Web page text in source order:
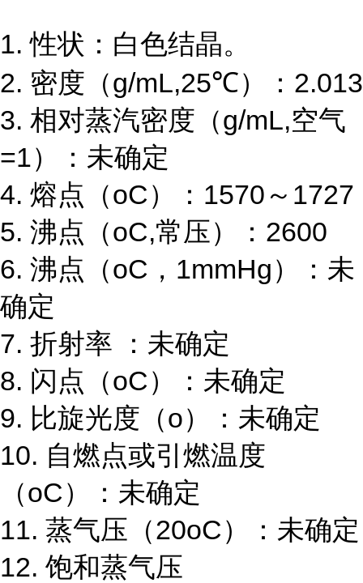
1. 性状：白色结晶。
2. 密度（g/mL,25℃）：2.013
3. 相对蒸汽密度（g/mL,空气
=1）：未确定
4. 熔点（oC）：1570～1727
5. 沸点（oC,常压）：2600
6. 沸点（oC，1mmHg）：未
确定
7. 折射率 ：未确定
8. 闪点（oC）：未确定
9. 比旋光度（o）：未确定
10. 自燃点或引燃温度
（oC）：未确定
11. 蒸气压（20oC）：未确定
12. 饱和蒸气压